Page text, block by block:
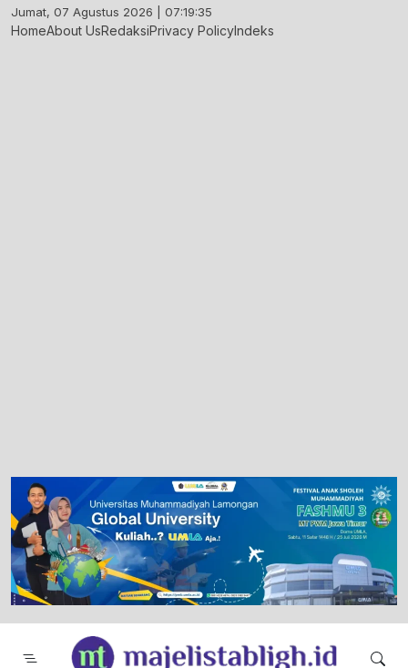
Skip
to
Jumat, 07 Agustus 2026 | 07:19:36
HomeAbout UsRedaksiPrivacy PolicyIndeks